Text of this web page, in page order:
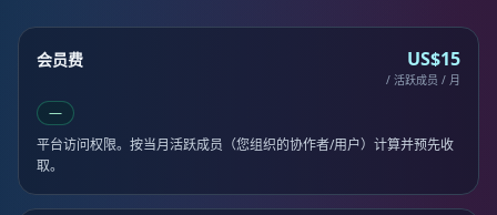
会员费 US$15
/ 活跃成员 / 月
—
平台访问权限。按当月活跃成员（您组织的协作者/用户）计算并预先收
取。